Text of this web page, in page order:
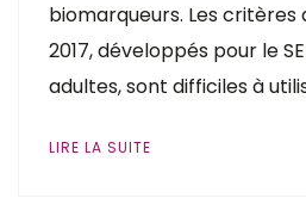
biomarqueurs. Les critères
2017, développés pour le
adultes, sont difficiles à
LIRE LA SUITE